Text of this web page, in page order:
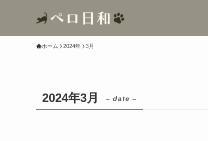
ホーム 2024年 3月
2024年3月 – date –